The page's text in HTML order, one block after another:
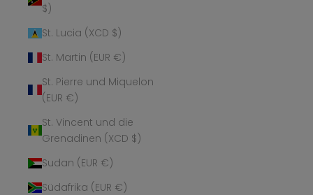
$)
St. Lucia (XCD $)
St. Martin (EUR €)
St. Pierre und Miquelon
(EUR €)
St. Vincent und die
Grenadinen (XCD $)
Sudan (EUR €)
Südafrika (EUR €)